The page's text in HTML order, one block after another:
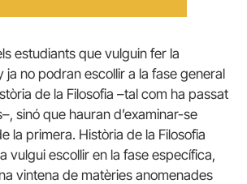
estudiants que vulguin fer la
ja no podran escollir a la fase general
de la Filosofia –tal com ha passat
sinó que hauran d’examinar-se
la primera. Història de la Filosofia
vulgui escollir en la fase específica,
vintena de matèries anomenades